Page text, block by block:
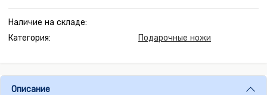
Наличие на складе:
Категория:
Подарочные ножи
Описание